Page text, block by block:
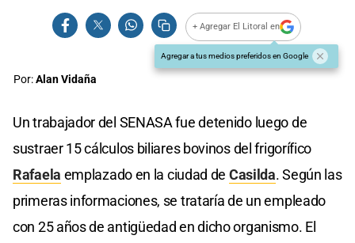
+ Agregar El Litoral en
Agregar a tus medios preferidos en Google
Por:Alan Vidaña
Un trabajador del SENASA fue detenido luego de
sustraer 15 cálculos biliares bovinos del frigorífico
Rafaela emplazado en la ciudad de Casilda. Según las
primeras informaciones, se trataría de un empleado
con 25 años de antigüedad en dicho organismo. El